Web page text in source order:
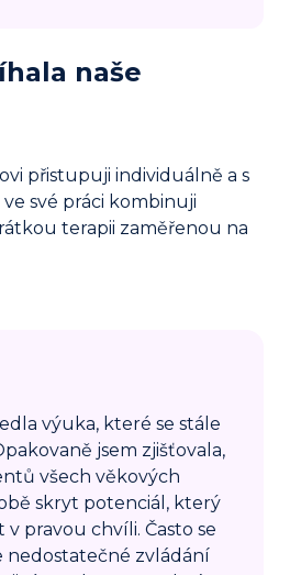
naše
přistupuji individuálně a s
své práci kombinuji
terapii zaměřenou na
výuka, které se stále
jsem zjišťovala,
všech věkových
skryt potenciál, který
pravou chvíli. Často se
nedostatečné zvládání